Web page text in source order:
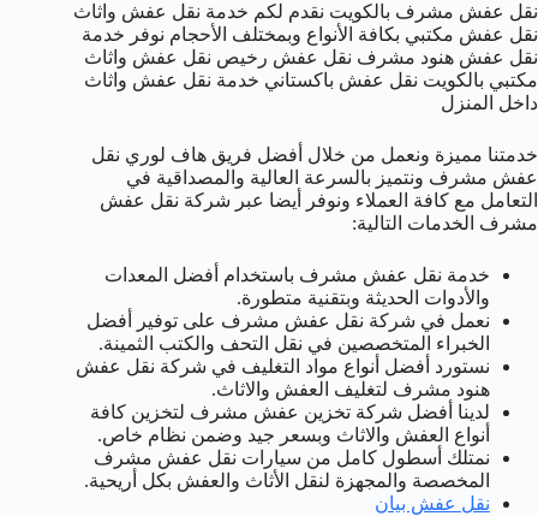
نقل عفش مشرف بالكويت نقدم لكم خدمة نقل عفش واثاث
نقل عفش مكتبي بكافة الأنواع وبمختلف الأحجام نوفر خدمة
نقل عفش هنود مشرف نقل عفش رخيص نقل عفش واثاث
مكتبي بالكويت نقل عفش باكستاني خدمة نقل عفش واثاث
داخل المنزل
خدمتنا مميزة ونعمل من خلال أفضل فريق هاف لوري نقل
عفش مشرف ونتميز بالسرعة العالية والمصداقية في
التعامل مع كافة العملاء ونوفر أيضا عبر شركة نقل عفش
مشرف الخدمات التالية:
خدمة نقل عفش مشرف باستخدام أفضل المعدات
والأدوات الحديثة وبتقنية متطورة.
نعمل في شركة نقل عفش مشرف على توفير أفضل
الخبراء المتخصصين في نقل التحف والكتب الثمينة.
نستورد أفضل أنواع مواد التغليف في شركة نقل عفش
هنود مشرف لتغليف العفش والاثاث.
لدينا أفضل شركة تخزين عفش مشرف لتخزين كافة
أنواع العفش والاثاث وبسعر جيد وضمن نظام خاص.
نمتلك أسطول كامل من سيارات نقل عفش مشرف
المخصصة والمجهزة لنقل الأثاث والعفش بكل أريحية.
نقل عفش بيان